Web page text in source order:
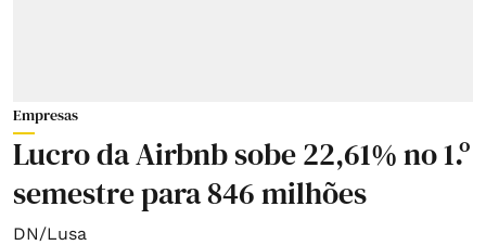
Empresas
Lucro da Airbnb sobe 22,61% no 1.º
semestre para 846 milhões
DN/Lusa